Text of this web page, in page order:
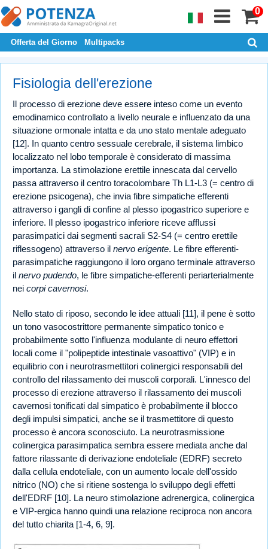
0
Offerta del Giorno Multipacks
Fisiologia dell'erezione
Il processo di erezione deve essere inteso come un evento
emodinamico controllato a livello neurale e influenzato da una
situazione ormonale intatta e da uno stato mentale adeguato
[12]. In quanto centro sessuale cerebrale, il sistema limbico
localizzato nel lobo temporale è considerato di massima
importanza. La stimolazione erettile innescata dal cervello
passa attraverso il centro toracolombare Th L1-L3 (= centro di
erezione psicogena), che invia fibre simpatiche efferenti
attraverso i gangli di confine al plesso ipogastrico superiore e
inferiore. Il plesso ipogastrico inferiore riceve afflussi
parasimpatici dai segmenti sacrali S2-S4 (= centro erettile
riflessogeno) attraverso il nervo erigente. Le fibre efferenti-
parasimpatiche raggiungono il loro organo terminale attraverso
il nervo pudendo, le fibre simpatiche-efferenti periarterialmente
nei corpi cavernosi.
Nello stato di riposo, secondo le idee attuali [11], il pene è sotto
un tono vasocostrittore permanente simpatico tonico e
probabilmente sotto l'influenza modulante di neuro effettori
locali come il "polipeptide intestinale vasoattivo" (VIP) e in
equilibrio con i neurotrasmettitori colinergici responsabili del
controllo del rilassamento dei muscoli corporali. L'innesco del
processo di erezione attraverso il rilassamento dei muscoli
cavernosi tonificati dal simpatico è probabilmente il blocco
degli impulsi simpatici, anche se il trasmettitore di questo
processo è ancora sconosciuto. La neurotrasmissione
colinergica parasimpatica sembra essere mediata anche dal
fattore rilassante di derivazione endoteliale (EDRF) secreto
dalla cellula endoteliale, con un aumento locale dell'ossido
nitrico (NO) che si ritiene sostenga lo sviluppo degli effetti
dell'EDRF [10]. La neuro stimolazione adrenergica, colinergica
e VIP-ergica hanno quindi una relazione reciproca non ancora
del tutto chiarita [1-4, 6, 9].